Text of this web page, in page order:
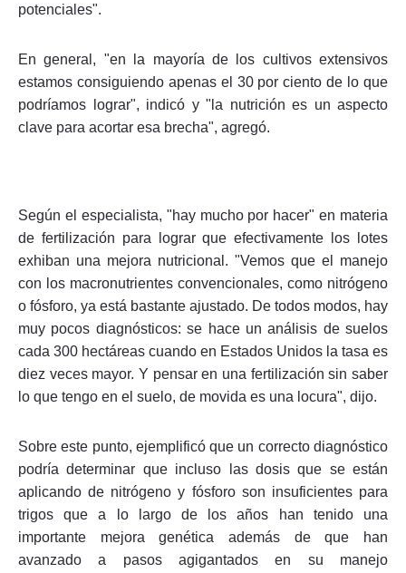
potenciales".
En general, "en la mayoría de los cultivos extensivos
estamos consiguiendo apenas el 30 por ciento de lo que
podríamos lograr", indicó y "la nutrición es un aspecto
clave para acortar esa brecha", agregó.
Según el especialista, "hay mucho por hacer" en materia
de fertilización para lograr que efectivamente los lotes
exhiban una mejora nutricional. "Vemos que el manejo
con los macronutrientes convencionales, como nitrógeno
o fósforo, ya está bastante ajustado. De todos modos, hay
muy pocos diagnósticos: se hace un análisis de suelos
cada 300 hectáreas cuando en Estados Unidos la tasa es
diez veces mayor. Y pensar en una fertilización sin saber
lo que tengo en el suelo, de movida es una locura", dijo.
Sobre este punto, ejemplificó que un correcto diagnóstico
podría determinar que incluso las dosis que se están
aplicando de nitrógeno y fósforo son insuficientes para
trigos que a lo largo de los años han tenido una
importante mejora genética además de que han
avanzado a pasos agigantados en su manejo